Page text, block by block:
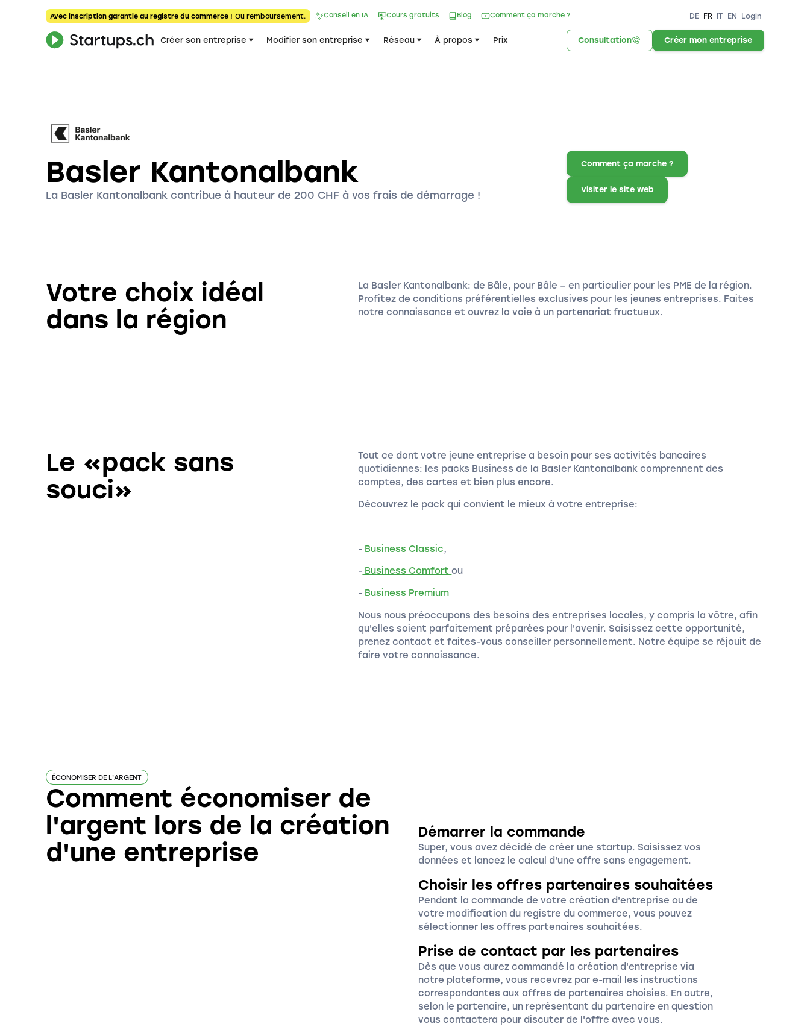
Avec inscription garantie au registre du commerce ! Ou remboursement. Conseil en IA Cours gratuits Blog Comment ça marche ? DE FR IT EN Login
Créer son entreprise Modifier son entreprise Réseau À propos Prix Consultation Créer mon entreprise
Basler Kantonalbank
La Basler Kantonalbank contribue à hauteur de 200 CHF à vos frais de démarrage !
Comment ça marche ?
Visiter le site web
Votre choix idéal
dans la région
La Basler Kantonalbank: de Bâle, pour Bâle – en particulier pour les PME de la région.
Profitez de conditions préférentielles exclusives pour les jeunes entreprises. Faites
notre connaissance et ouvrez la voie à un partenariat fructueux.
Le «pack sans
souci»
Tout ce dont votre jeune entreprise a besoin pour ses activités bancaires
quotidiennes: les packs Business de la Basler Kantonalbank comprennent des
comptes, des cartes et bien plus encore.
Découvrez le pack qui convient le mieux à votre entreprise:
- Business Classic,
- Business Comfortou
- Business Premium
Nous nous préoccupons des besoins des entreprises locales, y compris la vôtre, afin
qu'elles soient parfaitement préparées pour l'avenir. Saisissez cette opportunité,
prenez contact et faites-vous conseiller personnellement. Notre équipe se réjouit de
faire votre connaissance.
ÉCONOMISER DE L'ARGENT
Comment économiser de
l'argent lors de la création
d'une entreprise
Démarrer la commande
Super, vous avez décidé de créer une startup. Saisissez vos
données et lancez le calcul d'une offre sans engagement.
Choisir les offres partenaires souhaitées
Pendant la commande de votre création d'entreprise ou de
votre modification du registre du commerce, vous pouvez
sélectionner les offres partenaires souhaitées.
Prise de contact par les partenaires
Dès que vous aurez commandé la création d'entreprise via
notre plateforme, vous recevrez par e-mail les instructions
correspondantes aux offres de partenaires choisies. En outre,
selon le partenaire, un représentant du partenaire en question
vous contactera pour discuter de l'offre avec vous.